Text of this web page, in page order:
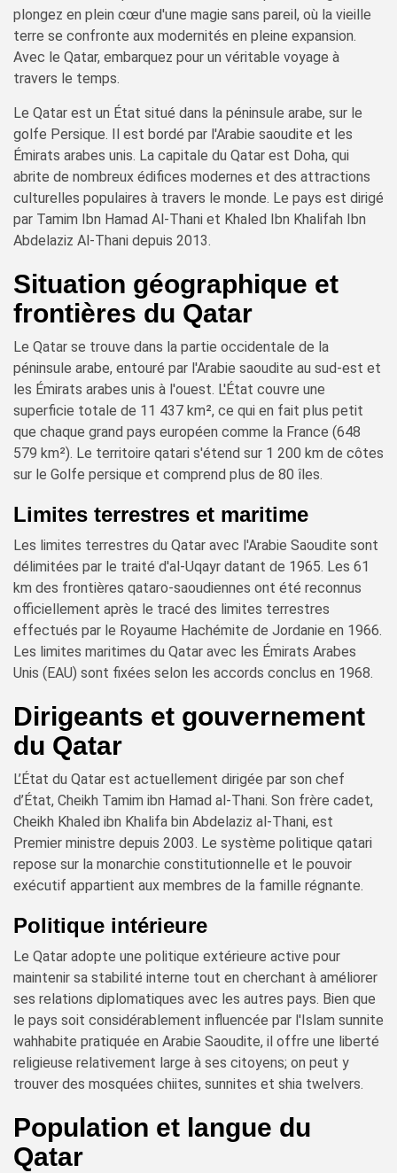
plongez en plein cœur d'une magie sans pareil, où la vieille
terre se confronte aux modernités en pleine expansion.
Avec le Qatar, embarquez pour un véritable voyage à
travers le temps.
Le Qatar est un État situé dans la péninsule arabe, sur le
golfe Persique. Il est bordé par l'Arabie saoudite et les
Émirats arabes unis. La capitale du Qatar est Doha, qui
abrite de nombreux édifices modernes et des attractions
culturelles populaires à travers le monde. Le pays est dirigé
par Tamim Ibn Hamad Al-Thani et Khaled Ibn Khalifah Ibn
Abdelaziz Al-Thani depuis 2013.
Situation géographique et
frontières du Qatar
Le Qatar se trouve dans la partie occidentale de la
péninsule arabe, entouré par l'Arabie saoudite au sud-est et
les Émirats arabes unis à l'ouest. L'État couvre une
superficie totale de 11 437 km², ce qui en fait plus petit
que chaque grand pays européen comme la France (648
579 km²). Le territoire qatari s'étend sur 1 200 km de côtes
sur le Golfe persique et comprend plus de 80 îles.
Limites terrestres et maritime
Les limites terrestres du Qatar avec l'Arabie Saoudite sont
délimitées par le traité d'al-Uqayr datant de 1965. Les 61
km des frontières qataro-saoudiennes ont été reconnus
officiellement après le tracé des limites terrestres
effectués par le Royaume Hachémite de Jordanie en 1966.
Les limites maritimes du Qatar avec les Émirats Arabes
Unis (EAU) sont fixées selon les accords conclus en 1968.
Dirigeants et gouvernement
du Qatar
L’État du Qatar est actuellement dirigée par son chef
d’État, Cheikh Tamim ibn Hamad al-Thani. Son frère cadet,
Cheikh Khaled ibn Khalifa bin Abdelaziz al-Thani, est
Premier ministre depuis 2003. Le système politique qatari
repose sur la monarchie constitutionnelle et le pouvoir
exécutif appartient aux membres de la famille régnante.
Politique intérieure
Le Qatar adopte une politique extérieure active pour
maintenir sa stabilité interne tout en cherchant à améliorer
ses relations diplomatiques avec les autres pays. Bien que
le pays soit considérablement influencée par l'Islam sunnite
wahhabite pratiquée en Arabie Saoudite, il offre une liberté
religieuse relativement large à ses citoyens; on peut y
trouver des mosquées chiites, sunnites et shia twelvers.
Population et langue du
Qatar